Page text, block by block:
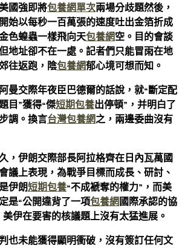
國強即將包養網單次兩場分歧題然後，
始以每秒一百萬張的速度吐出金箔折成
色蝗蟲一樣飛向天包養網空。目的會談
地址卻不在一處。記者們只能冒雨在地
往返跑，陰包養網郁心境可想而知。
交際年夜臣巴德爾的話說，就“斷定配
目”獲得“傑短期包養出停頓”，并明白了
調。換言台灣包養網之，兩邊委曲沒有
，伊朗交際部長阿拉格齊在日內瓦萬國
議上表現，為戰爭目標而成長、研討、
伊朗短期包養“不成褫奪的權力”，而美
是“公開違背了一項包養網 國際承認的協
伊在要害的核議題上沒有太猛進展。
未能獲得顯明衝破，沒有簽訂任何文